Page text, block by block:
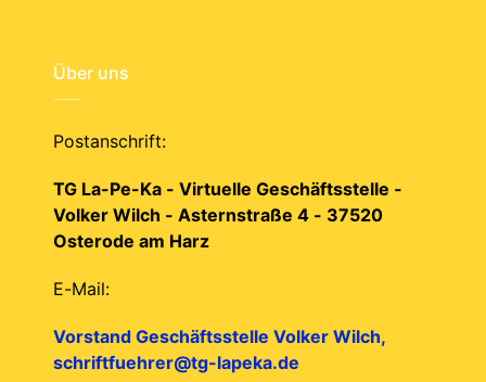
Über uns
Postanschrift:
TG La-Pe-Ka - Virtuelle Geschäftsstelle -
Volker Wilch - Asternstraße 4 - 37520
Osterode am Harz
E-Mail:
Vorstand Geschäftsstelle Volker Wilch,
schriftfuehrer@tg-lapeka.de